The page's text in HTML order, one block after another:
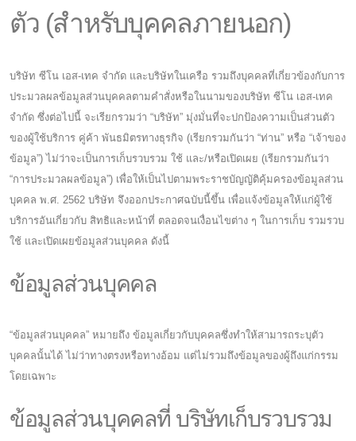
ตัว (สำหรับบุคคลภายนอก)
บริษัท ซีโน เอส-เทค จำกัด และบริษัทในเครือ รวมถึงบุคคลที่เกี่ยวข้องกับการ
ประมวลผลข้อมูลส่วนบุคคลตามคำสั่งหรือในนามของบริษัท ซีโน เอส-เทค
จำกัด ซึ่งต่อไปนี้ จะเรียกรวมว่า “บริษัท” มุ่งมั่นที่จะปกป้องความเป็นส่วนตัว
ของผู้ใช้บริการ คู่ค้า พันธมิตรทางธุรกิจ (เรียกรวมกันว่า “ท่าน” หรือ “เจ้าของ
ข้อมูล”) ไม่ว่าจะเป็นการเก็บรวบรวม ใช้ และ/หรือเปิดเผย (เรียกรวมกันว่า
“การประมวลผลข้อมูล”) เพื่อให้เป็นไปตามพระราชบัญญัติคุ้มครองข้อมูลส่วน
บุคคล พ.ศ. 2562 บริษัท จึงออกประกาศฉบับนี้ขึ้น เพื่อแจ้งข้อมูลให้แก่ผู้ใช้
บริการอันเกี่ยวกับ สิทธิและหน้าที่ ตลอดจนเงื่อนไขต่าง ๆ ในการเก็บ รวมรวบ
ใช้ และเปิดเผยข้อมูลส่วนบุคคล ดังนี้
ข้อมูลส่วนบุคคล
“ข้อมูลส่วนบุคคล” หมายถึง ข้อมูลเกี่ยวกับบุคคลซึ่งทำให้สามารถระบุตัว
บุคคลนั้นได้ ไม่ว่าทางตรงหรือทางอ้อม แต่ไม่รวมถึงข้อมูลของผู้ถึงแก่กรรม
โดยเฉพาะ
ข้อมูลส่วนบุคคลที่ บริษัทเก็บรวบรวม